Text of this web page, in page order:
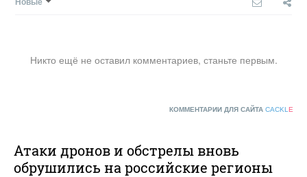
Никто ещё не оставил комментариев, станьте первым.
КОММЕНТАРИИ ДЛЯ САЙТА CACKL E
Атаки дронов и обстрелы вновь
обрушились на российские регионы